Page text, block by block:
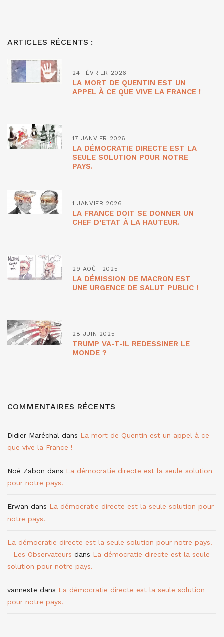
ARTICLES RÉCENTS :
24 FÉVRIER 2026
LA MORT DE QUENTIN EST UN
APPEL À CE QUE VIVE LA FRANCE !
17 JANVIER 2026
LA DÉMOCRATIE DIRECTE EST LA
SEULE SOLUTION POUR NOTRE
PAYS.
1 JANVIER 2026
LA FRANCE DOIT SE DONNER UN
CHEF D’ETAT À LA HAUTEUR.
29 AOÛT 2025
LA DÉMISSION DE MACRON EST
UNE URGENCE DE SALUT PUBLIC !
28 JUIN 2025
TRUMP VA-T-IL REDESSINER LE
MONDE ?
COMMENTAIRES RÉCENTS
Didier Maréchal dans La mort de Quentin est un appel à ce
que vive la France !
Noé Zabon dans La démocratie directe est la seule solution
pour notre pays.
Erwan dans La démocratie directe est la seule solution pour
notre pays.
La démocratie directe est la seule solution pour notre pays.
- Les Observateurs dans La démocratie directe est la seule
solution pour notre pays.
vanneste dans La démocratie directe est la seule solution
pour notre pays.